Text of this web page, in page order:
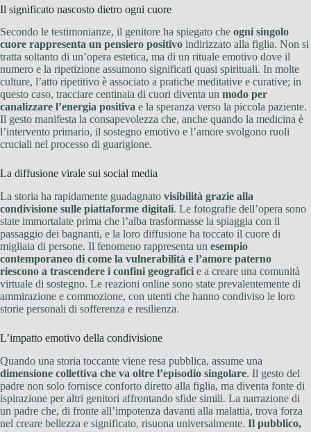
Il significato nascosto dietro ogni cuore
Secondo le testimonianze, il genitore ha spiegato che ogni singolo
cuore rappresenta un pensiero positivo indirizzato alla figlia. Non si
tratta soltanto di un’opera estetica, ma di un rituale emotivo dove il
numero e la ripetizione assumono significati quasi spirituali. In molte
culture, l’atto ripetitivo è associato a pratiche meditative e curative; in
questo caso, tracciare centinaia di cuori diventa un modo per
canalizzare l’energia positiva e la speranza verso la piccola paziente.
Il gesto manifesta la consapevolezza che, anche quando la medicina è
l’intervento primario, il sostegno emotivo e l’amore svolgono ruoli
cruciali nel processo di guarigione.
La diffusione virale sui social media
La storia ha rapidamente guadagnato visibilità grazie alla
condivisione sulle piattaforme digitali. Le fotografie dell’opera sono
state immortalate prima che l’alba trasformasse la spiaggia con il
passaggio dei bagnanti, e la loro diffusione ha toccato il cuore di
migliaia di persone. Il fenomeno rappresenta un esempio
contemporaneo di come la vulnerabilità e l’amore paterno
riescono a trascendere i confini geografici e a creare una comunità
virtuale di sostegno. Le reazioni online sono state prevalentemente di
ammirazione e commozione, con utenti che hanno condiviso le loro
storie personali di sofferenza e resilienza.
L’impatto emotivo della condivisione
Quando una storia toccante viene resa pubblica, assume una
dimensione collettiva che va oltre l’episodio singolare. Il gesto del
padre non solo fornisce conforto diretto alla figlia, ma diventa fonte di
ispirazione per altri genitori affrontando sfide simili. La narrazione di
un padre che, di fronte all’impotenza davanti alla malattia, trova forza
nel creare bellezza e significato, risuona universalmente. Il pubblico,